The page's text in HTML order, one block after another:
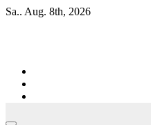
Zum
Sa.. Aug. 8th, 2026